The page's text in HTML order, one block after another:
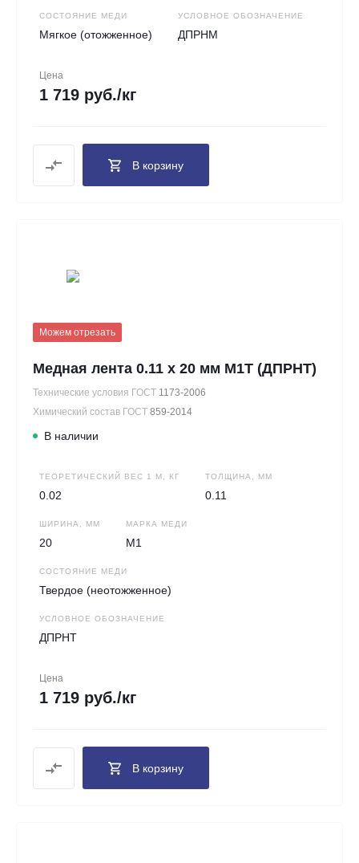
СОСТОЯНИЕ МЕДИ
Мягкое (отожженное)
УСЛОВНОЕ ОБОЗНАЧЕНИЕ
ДПРНМ
Цена
1 719 руб./кг
В корзину
Можем отрезать
Медная лента 0.11 х 20 мм М1Т (ДПРНТ)
Технические условия ГОСТ 1173-2006
Химический состав ГОСТ 859-2014
В наличии
ТЕОРЕТИЧЕСКИЙ ВЕС 1 М, КГ
0.02
ТОЛЩИНА, ММ
0.11
ШИРИНА, ММ
20
МАРКА МЕДИ
М1
СОСТОЯНИЕ МЕДИ
Твердое (неотожженное)
УСЛОВНОЕ ОБОЗНАЧЕНИЕ
ДПРНТ
Цена
1 719 руб./кг
В корзину